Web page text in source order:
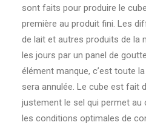
sont faits pour produire le
première au produit fini. Les
de lait et autres produits de la
les jours par un panel de
élément manque, c’est toute
sera annulée. Le cube est fait
justement le sel qui permet au
les conditions optimales de